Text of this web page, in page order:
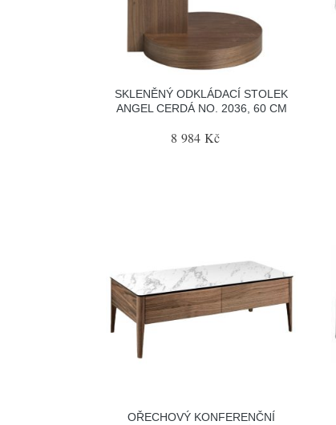
SKLENĚNÝ ODKLÁDACÍ STOLEK
ANGEL CERDÁ NO. 2036, 60 CM
8 984 Kč
OŘECHOVÝ KONFERENČNÍ